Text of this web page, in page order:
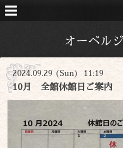
オーベル
2024.09.29 (Sun) 11:19
10月 全館休館日ご案内